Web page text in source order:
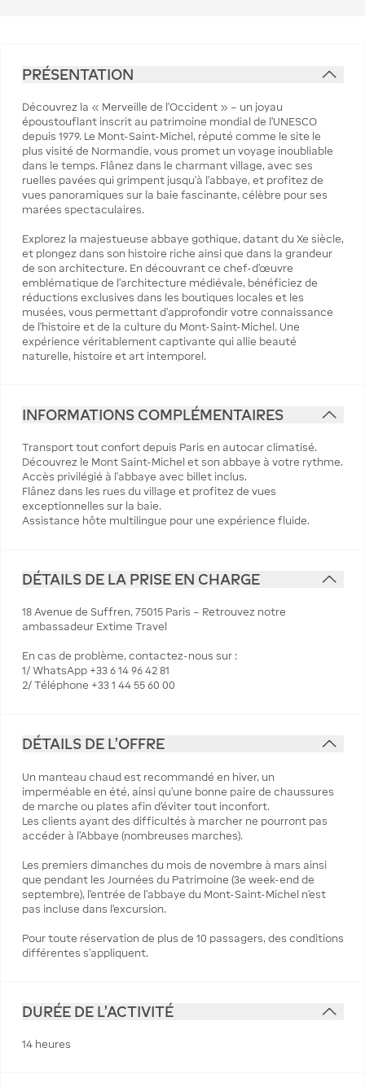
PRÉSENTATION
Découvrez la « Merveille de l’Occident » – un joyau
époustouflant inscrit au patrimoine mondial de l’UNESCO
depuis 1979. Le Mont-Saint-Michel, réputé comme le site le
plus visité de Normandie, vous promet un voyage inoubliable
dans le temps. Flânez dans le charmant village, avec ses
ruelles pavées qui grimpent jusqu’à l’abbaye, et profitez de
vues panoramiques sur la baie fascinante, célèbre pour ses
marées spectaculaires.
Explorez la majestueuse abbaye gothique, datant du Xe siècle,
et plongez dans son histoire riche ainsi que dans la grandeur
de son architecture. En découvrant ce chef-d’œuvre
emblématique de l’architecture médiévale, bénéficiez de
réductions exclusives dans les boutiques locales et les
musées, vous permettant d’approfondir votre connaissance
de l’histoire et de la culture du Mont-Saint-Michel. Une
expérience véritablement captivante qui allie beauté
naturelle, histoire et art intemporel.
INFORMATIONS COMPLÉMENTAIRES
Transport tout confort depuis Paris en autocar climatisé.
Découvrez le Mont Saint-Michel et son abbaye à votre rythme.
Accès privilégié à l'abbaye avec billet inclus.
Flânez dans les rues du village et profitez de vues
exceptionnelles sur la baie.
Assistance hôte multilingue pour une expérience fluide.
DÉTAILS DE LA PRISE EN CHARGE
18 Avenue de Suffren, 75015 Paris – Retrouvez notre
ambassadeur Extime Travel
En cas de problème, contactez-nous sur :
1/ WhatsApp +33 6 14 96 42 81
2/ Téléphone +33 1 44 55 60 00
DÉTAILS DE L'OFFRE
Un manteau chaud est recommandé en hiver, un
imperméable en été, ainsi qu’une bonne paire de chaussures
de marche ou plates afin d’éviter tout inconfort.
Les clients ayant des difficultés à marcher ne pourront pas
accéder à l’Abbaye (nombreuses marches).
Les premiers dimanches du mois de novembre à mars ainsi
que pendant les Journées du Patrimoine (3e week-end de
septembre), l’entrée de l’abbaye du Mont-Saint-Michel n’est
pas incluse dans l’excursion.
Pour toute réservation de plus de 10 passagers, des conditions
différentes s’appliquent.
DURÉE DE L'ACTIVITÉ
14 heures